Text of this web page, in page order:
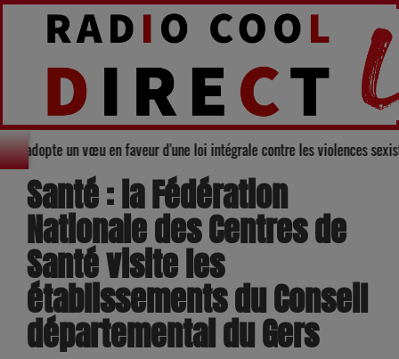
du Gers adopte un vœu en faveur d'une loi intégrale contre les
Santé : la Fédération
Nationale des Centres de
Santé visite les
établissements du Conseil
départemental du Gers